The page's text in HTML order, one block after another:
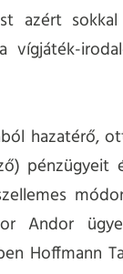
azért
hazatérő,
pénzügyeit
Andor
Hoffmann